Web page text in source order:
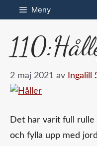
Hoppa
till
innehåll
Meny
2 maj 2021 av Ingalill
Det har varit full rulle
och fylla upp med